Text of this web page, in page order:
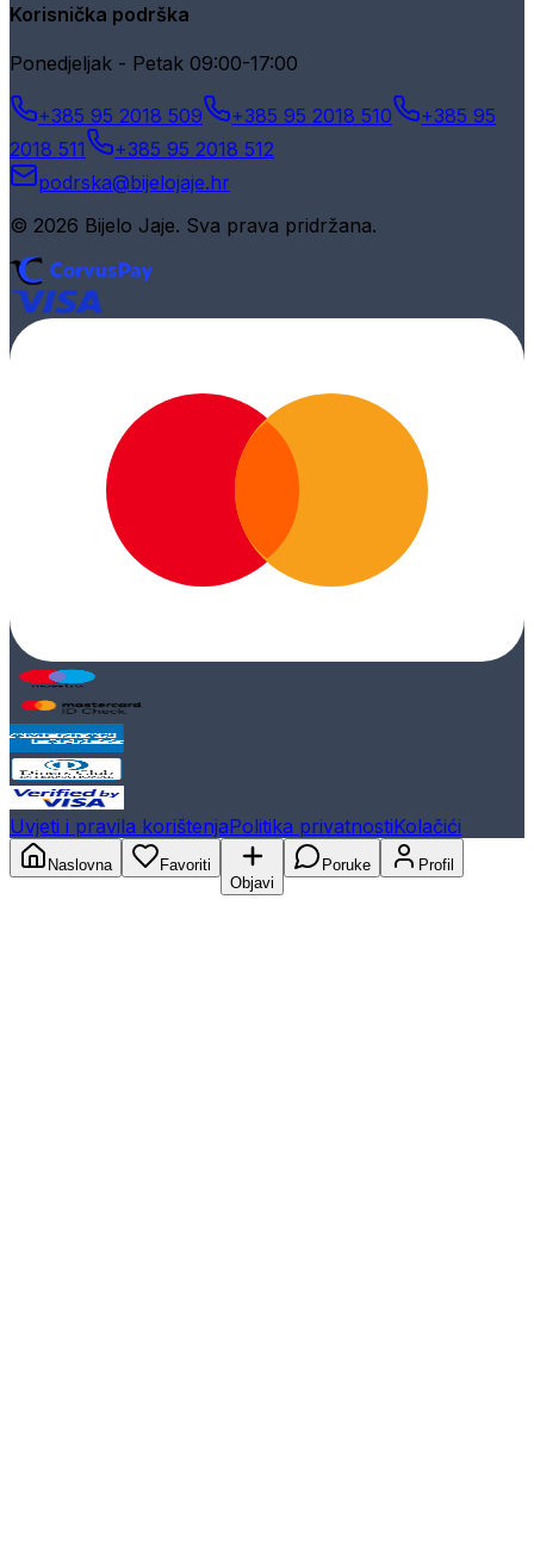
Korisnička podrška
Ponedjeljak - Petak 09:00-17:00
+385 95 2018 509 +385 95 2018 510
+385 95
2018 511
+385 95 2018 512
podrska@bijelojaje.hr
© 2026 Bijelo Jaje. Sva prava pridržana.
Uvjeti i pravila korištenjaPolitika privatnostiKolačići
Naslovna
Favoriti
Objavi
Poruke Profil